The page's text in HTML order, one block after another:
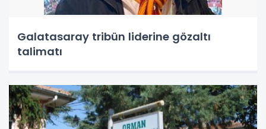
Galatasaray tribün liderine gözaltı
talimatı